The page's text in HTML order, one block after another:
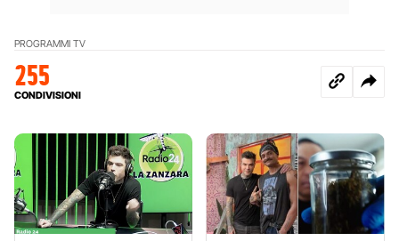
PROGRAMMI TV
255
CONDIVISIONI